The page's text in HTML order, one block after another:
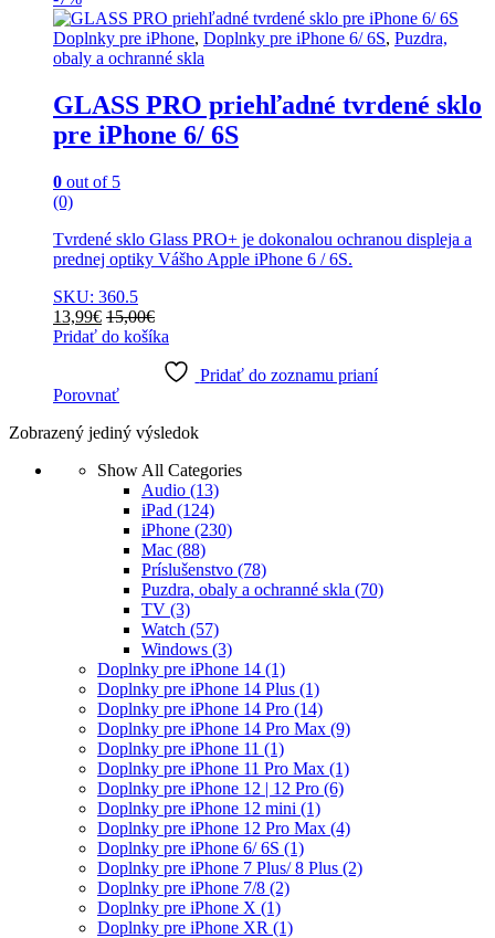
Doplnky pre iPhone, Doplnky pre iPhone 6/ 6S, Puzdra,
obaly a ochranné skla
GLASS PRO priehľadné tvrdené sklo
pre iPhone 6/ 6S
0 out of 5
(0)
Tvrdené sklo Glass PRO+ je dokonalou ochranou displeja a
prednej optiky Vášho Apple iPhone 6 / 6S.
SKU: 360.5
13,99€ 15,00€
Pridať do košíka
Pridať do zoznamu prianí
Porovnať
Zobrazený jediný výsledok
Show All Categories
Audio (13)
iPad (124)
iPhone (230)
Mac (88)
Príslušenstvo (78)
Puzdra, obaly a ochranné skla (70)
TV (3)
Watch (57)
Windows (3)
Doplnky pre iPhone 14 (1)
Doplnky pre iPhone 14 Plus (1)
Doplnky pre iPhone 14 Pro (14)
Doplnky pre iPhone 14 Pro Max (9)
Doplnky pre iPhone 11 (1)
Doplnky pre iPhone 11 Pro Max (1)
Doplnky pre iPhone 12 | 12 Pro (6)
Doplnky pre iPhone 12 mini (1)
Doplnky pre iPhone 12 Pro Max (4)
Doplnky pre iPhone 6/ 6S (1)
Doplnky pre iPhone 7 Plus/ 8 Plus (2)
Doplnky pre iPhone 7/8 (2)
Doplnky pre iPhone X (1)
Doplnky pre iPhone XR (1)